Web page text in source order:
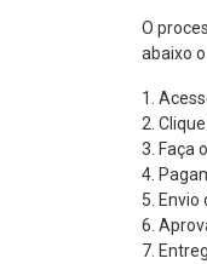
O
abaixo
1.
2.
3. Faça
4.
5.
6.
7.